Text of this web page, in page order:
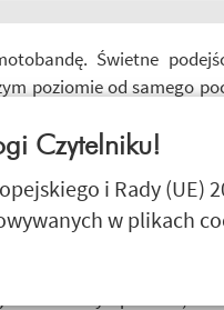
Świetne
poziomie od samego
Czytelniku!
i Rady (UE)
w plikach